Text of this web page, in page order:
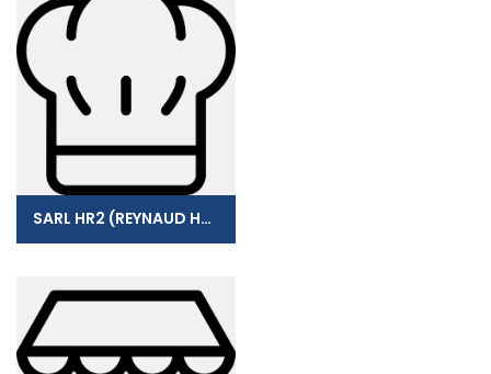
SARL HR2 (REYNAUD HARRY)